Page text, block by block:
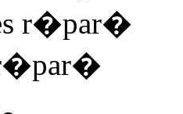
r�par�
�